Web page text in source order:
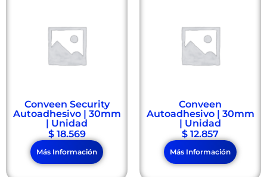
Conveen Security
Autoadhesivo | 30mm
| Unidad
$18.569
Más Información
Conveen
Autoadhesivo | 30mm
| Unidad
$ 12.857
Más Información